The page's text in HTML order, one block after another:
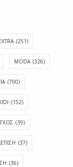
(251)
MODA (326)
(700)
(152)
(39)
(37)
(36)